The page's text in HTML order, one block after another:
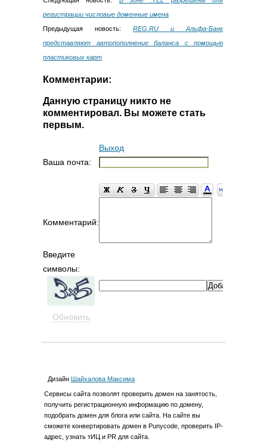
регистрации числовые доменные имена
Предыдущая новость: REG.RU и Альфа-Банк
представляют автопополнение баланса с помощью
пластиковых карт
Комментарии:
Данную страницу никто не
комментировал. Вы можете стать
первым.
Выход
Ваша почта:
Комментарий:
Введите
символы:
Обновить
Дизайн Шайхалова Максима
Cервиcы сайта позволят проверить домен на занятость,
получить регистрационную информацию по домену,
подобрать домен для блога или сайта. На сайте вы
сможете конвертировать домен в Punycode, проверить IP-
адрес, узнать тИЦ и PR для сайта.